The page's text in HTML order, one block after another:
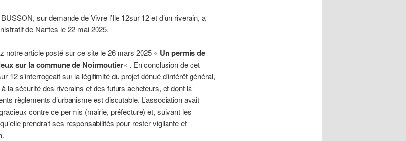
sur demande de Vivre l’Ile 12sur 12 et d’un riverain, a
de Nantes le 22 mai 2025.
notre article posté sur ce site le 26 mars 2025 « Un permis de
sur la commune de Noirmoutier« . En conclusion de cet
12 s’interrogeait sur la légitimité du projet dénué d’intérêt général,
à la sécurité des riverains et des futurs acheteurs, et dont la
règlements d’urbanisme est discutable. L’association avait
contre ce permis (mairie, préfecture) et, suivant les
prendrait ses responsabilités pour rester vigilante et